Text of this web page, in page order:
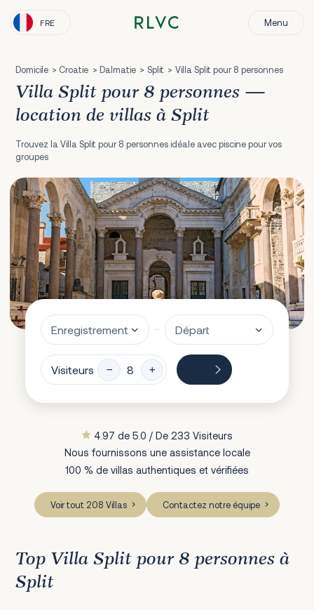
FRE Menu
Domicile Croatie Dalmatie Split Villa Split pour 8 personnes
Villa Split pour 8 personnes —
location de villas à Split
Trouvez la Villa Split pour 8 personnes idéale avec piscine pour vos
groupes
Visiteurs
4.97 de 5.0 / De 233 Visiteurs
Nous fournissons une assistance locale
100 % de villas authentiques et vérifiées
Voir tout 208 Villas Contactez notre équipe
Top Villa Split pour 8 personnes à
Split